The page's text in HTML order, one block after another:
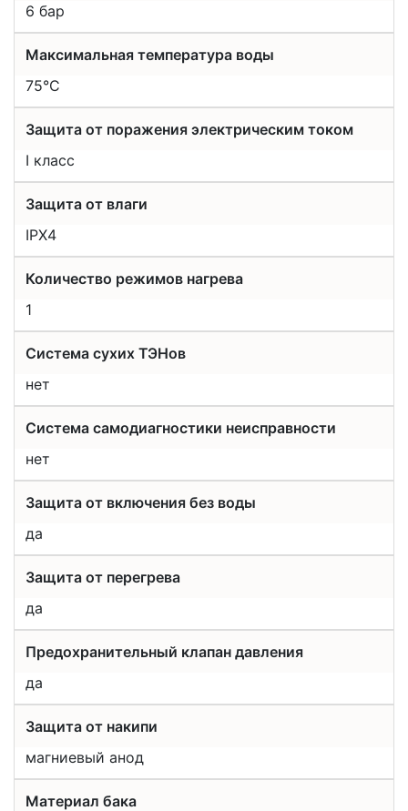
6 бар
Максимальная температура воды
75°C
Защита от поражения электрическим током
I класс
Защита от влаги
IPX4
Количество режимов нагрева
1
Система сухих ТЭНов
нет
Система самодиагностики неисправности
нет
Защита от включения без воды
да
Защита от перегрева
да
Предохранительный клапан давления
да
Защита от накипи
магниевый анод
Материал бака